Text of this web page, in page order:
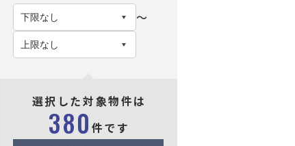
〜
選択した対象物件は
380 件です